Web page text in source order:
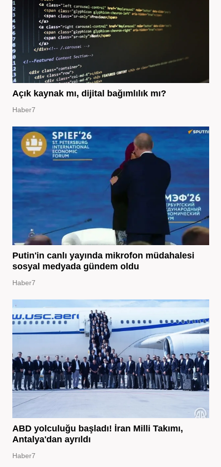
Açık kaynak mı, dijital bağımlılık mı?
Haber7
Putin'in canlı yayında mikrofon müdahalesi
sosyal medyada gündem oldu
Haber7
ABD yolculuğu başladı! İran Milli Takımı,
Antalya'dan ayrıldı
Haber7